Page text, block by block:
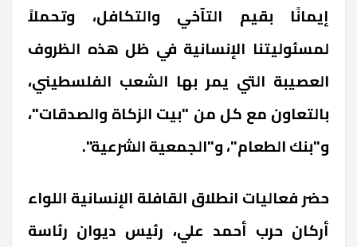
إيمانًا بقيم التآخي والتكافل، وتحملاً
لمسئوليتنا الإنسانية في ظل هذه الظروف
العصيبة التي يمر بها الشعب الفلسطيني،
بالتعاون مع كل من "بيت الزكاة والصدقات"،
و"بنك الطعام"، و"الجمعية الشرعية".
حضر فعاليات انطلاق القافلة الإنسانية اللواء
أركان حرب أحمد علي، رئيس ديوان رئاسة